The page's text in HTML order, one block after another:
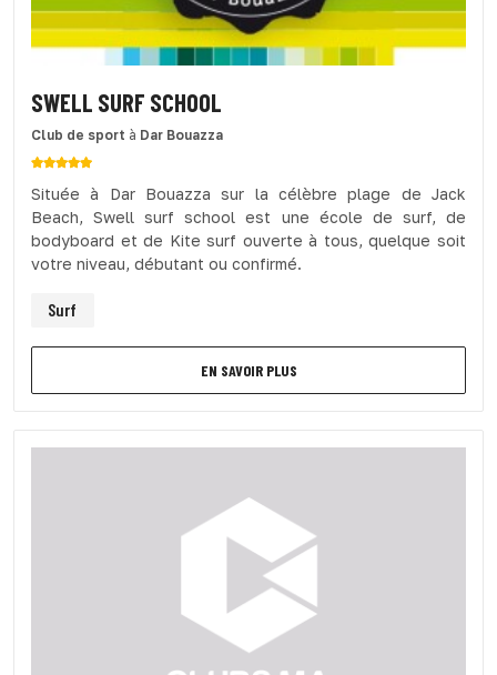
SWELL SURF SCHOOL
Club de sport à Dar Bouazza
Située à Dar Bouazza sur la célèbre plage de Jack
Beach, Swell surf school est une école de surf, de
bodyboard et de Kite surf ouverte à tous, quelque soit
votre niveau, débutant ou confirmé.
Surf
EN SAVOIR PLUS